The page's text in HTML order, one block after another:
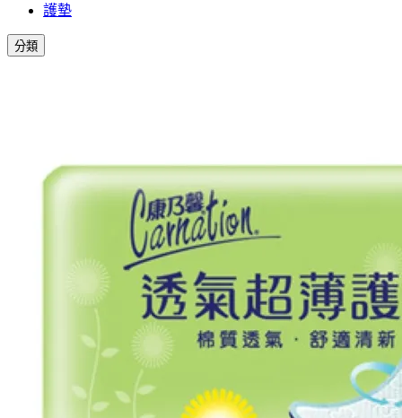
護墊
分類